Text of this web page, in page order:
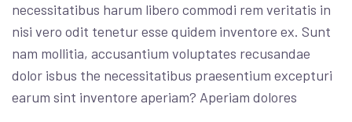
necessitatibus harum libero commodi rem veritatis in
nisi vero odit tenetur esse quidem inventore ex. Sunt
nam mollitia, accusantium voluptates recusandae
dolor isbus the necessitatibus praesentium excepturi
earum sint inventore aperiam? Aperiam dolores